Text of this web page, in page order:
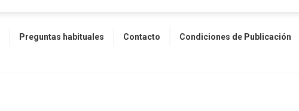
Preguntas habituales Contacto Condiciones de Publicación